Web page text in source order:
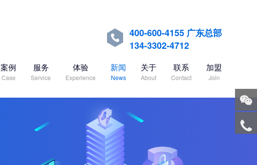

400-600-4155 广东总部
134-3302-4712
案例
Case
服务
Service
体验
Experience
新闻
News
关于
About
联系
Contact
加盟
Join
微信